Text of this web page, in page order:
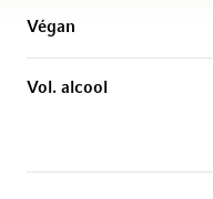
Végan
Vol. alcool